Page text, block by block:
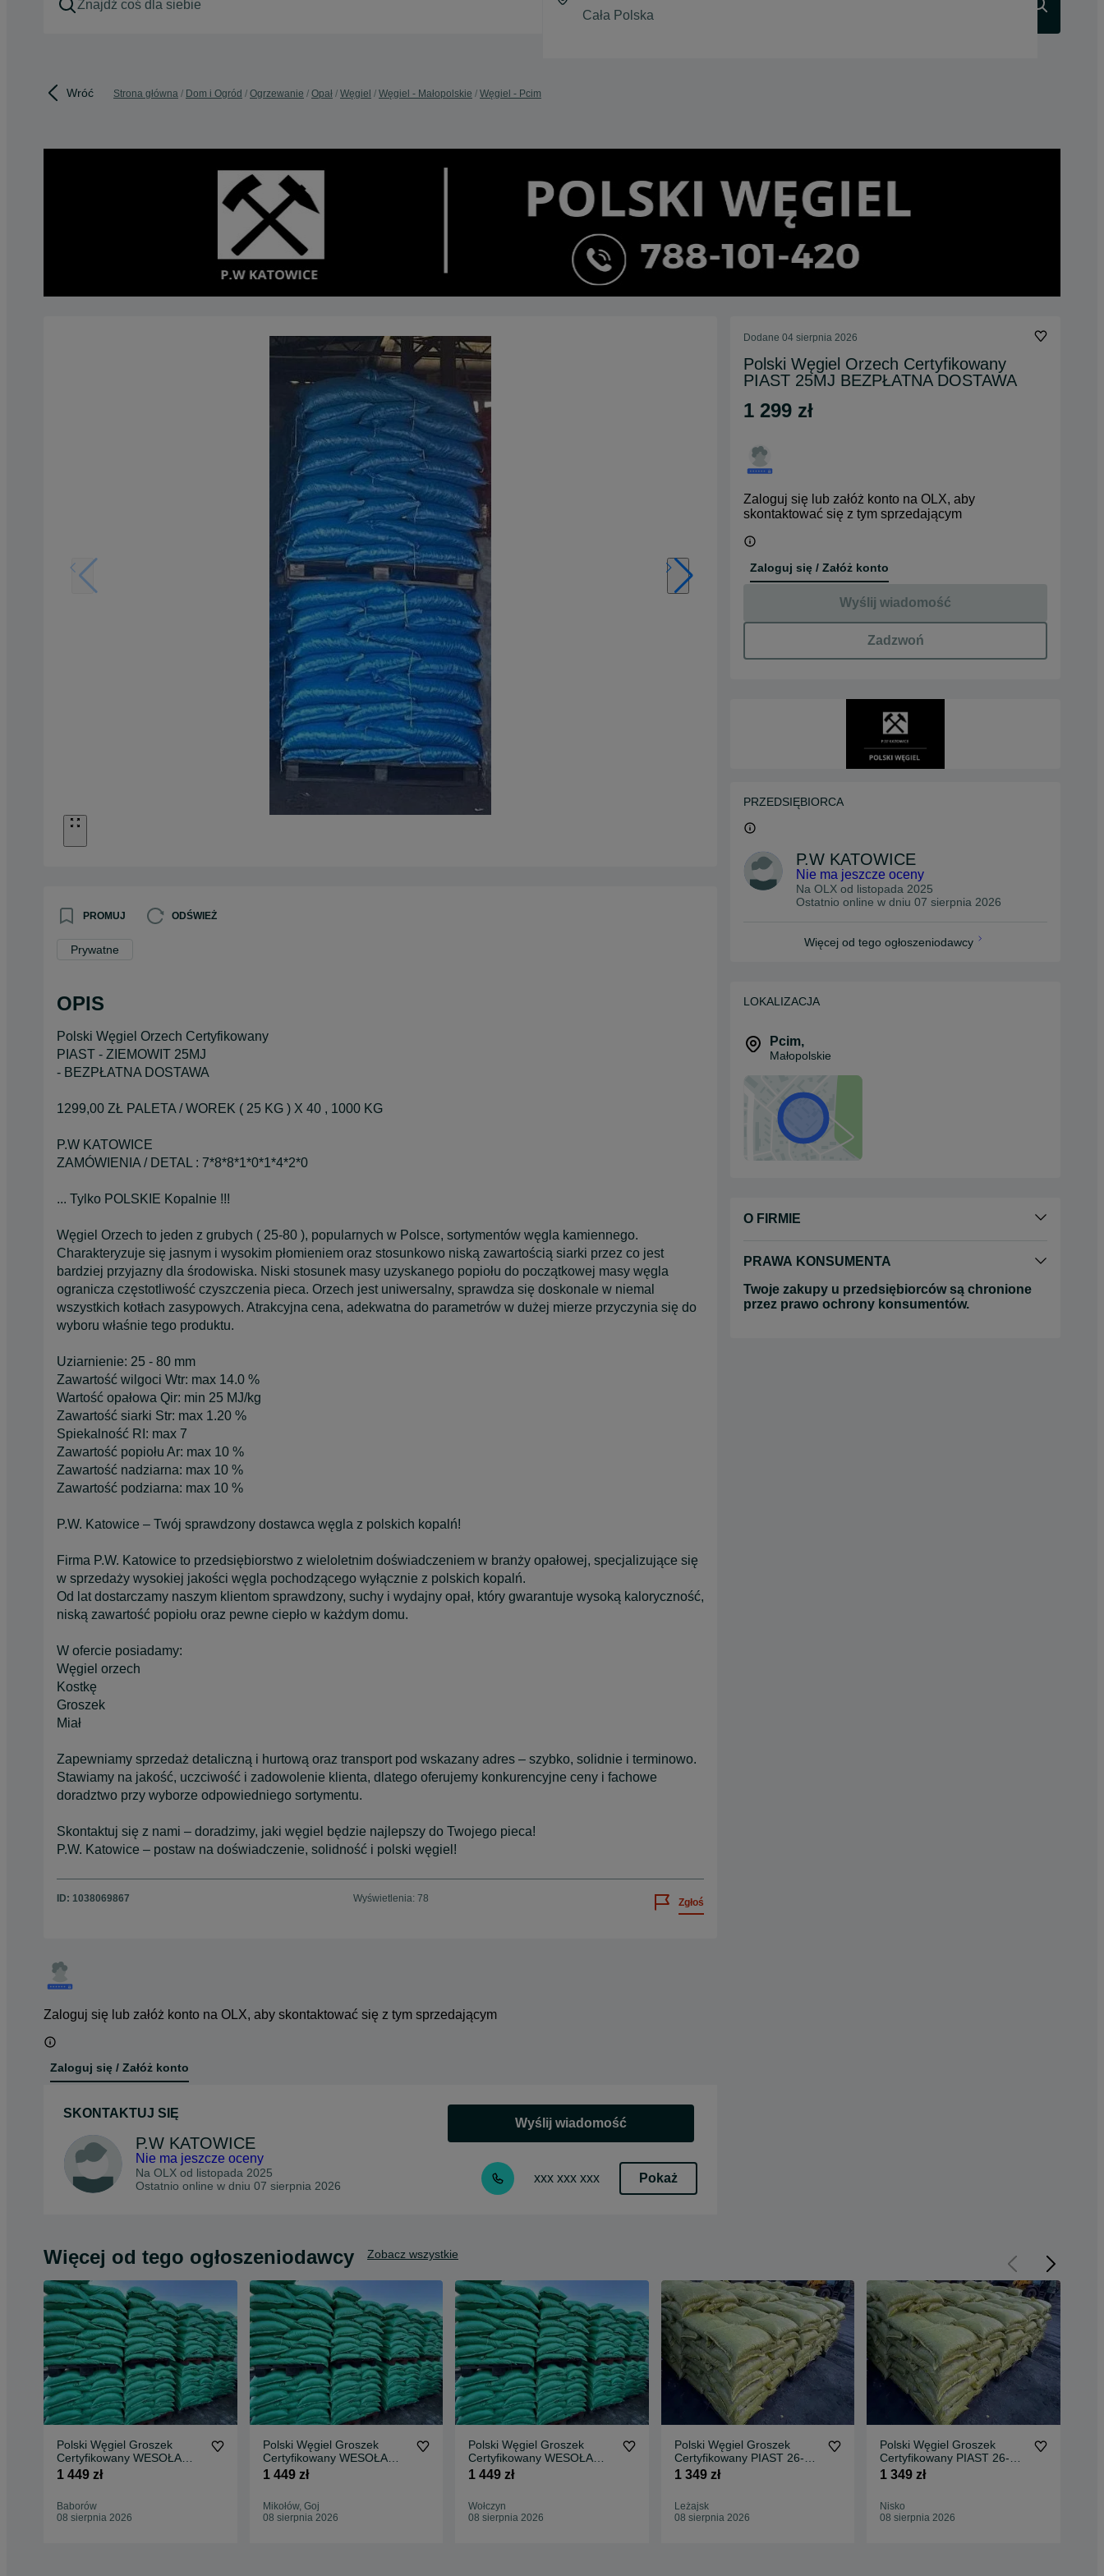
Wróć Strona główna Dom i Ogród Ogrzewanie Opał Węgiel Węgiel - Małopolskie Węgiel - Pcim
PROMUJ ODŚWIEŻ
Prywatne
OPIS
Polski Węgiel Orzech Certyfikowany
PIAST - ZIEMOWIT 25MJ
- BEZPŁATNA DOSTAWA
1299,00 ZŁ PALETA / WOREK ( 25 KG ) X 40 , 1000 KG
P.W KATOWICE
ZAMÓWIENIA / DETAL : 7*8*8*1*0*1*4*2*0
... Tylko POLSKIE Kopalnie !!!
Węgiel Orzech to jeden z grubych ( 25-80 ), popularnych w Polsce, sortymentów węgla kamiennego.
Charakteryzuje się jasnym i wysokim płomieniem oraz stosunkowo niską zawartością siarki przez co jest
bardziej przyjazny dla środowiska. Niski stosunek masy uzyskanego popiołu do początkowej masy węgla
ogranicza częstotliwość czyszczenia pieca. Orzech jest uniwersalny, sprawdza się doskonale w niemal
wszystkich kotłach zasypowych. Atrakcyjna cena, adekwatna do parametrów w dużej mierze przyczynia się do
wyboru właśnie tego produktu.
Uziarnienie: 25 - 80 mm
Zawartość wilgoci Wtr: max 14.0 %
Wartość opałowa Qir: min 25 MJ/kg
Zawartość siarki Str: max 1.20 %
Spiekalność RI: max 7
Zawartość popiołu Ar: max 10 %
Zawartość nadziarna: max 10 %
Zawartość podziarna: max 10 %
P.W. Katowice – Twój sprawdzony dostawca węgla z polskich kopalń!
Firma P.W. Katowice to przedsiębiorstwo z wieloletnim doświadczeniem w branży opałowej, specjalizujące się
w sprzedaży wysokiej jakości węgla pochodzącego wyłącznie z polskich kopalń.
Od lat dostarczamy naszym klientom sprawdzony, suchy i wydajny opał, który gwarantuje wysoką kaloryczność,
niską zawartość popiołu oraz pewne ciepło w każdym domu.
W ofercie posiadamy:
Węgiel orzech
Kostkę
Groszek
Miał
Zapewniamy sprzedaż detaliczną i hurtową oraz transport pod wskazany adres – szybko, solidnie i terminowo.
Stawiamy na jakość, uczciwość i zadowolenie klienta, dlatego oferujemy konkurencyjne ceny i fachowe
doradztwo przy wyborze odpowiedniego sortymentu.
Skontaktuj się z nami – doradzimy, jaki węgiel będzie najlepszy do Twojego pieca!
P.W. Katowice – postaw na doświadczenie, solidność i polski węgiel!
ID: 1038069867 Wyświetlenia: 78 Zgłoś
Zaloguj się lub załóż konto na OLX, aby skontaktować się z tym sprzedającym
Zaloguj się / Załóż konto
SKONTAKTUJ SIĘ
P.W KATOWICE
Nie ma jeszcze oceny
Na OLX od listopada 2025
Ostatnio online w dniu 07 sierpnia 2026
Wyślij wiadomość
xxx xxx xxx Pokaż
Dodane 04 sierpnia 2026
Polski Węgiel Orzech Certyfikowany
PIAST 25MJ BEZPŁATNA DOSTAWA
1 299 zł
Zaloguj się lub załóż konto na OLX, aby
skontaktować się z tym sprzedającym
Zaloguj się / Załóż konto
Wyślij wiadomość
Zadzwoń
PRZEDSIĘBIORCA
P.W KATOWICE
Nie ma jeszcze oceny
Na OLX od listopada 2025
Ostatnio online w dniu 07 sierpnia 2026
Więcej od tego ogłoszeniodawcy
LOKALIZACJA
Pcim,
Małopolskie
O FIRMIE
PRAWA KONSUMENTA
Twoje zakupy u przedsiębiorców są chronione
przez prawo ochrony konsumentów.
Więcej od tego ogłoszeniodawcy Zobacz wszystkie
Polski Węgiel Groszek
Certyfikowany WESOŁA
29MJ BEZPŁATNA
1 449 zł
Baborów
08 sierpnia 2026
Polski Węgiel Groszek
Certyfikowany WESOŁA
29MJ BEZPŁATNA
1 449 zł
Mikołów, Goj
08 sierpnia 2026
Polski Węgiel Groszek
Certyfikowany WESOŁA
29MJ BEZPŁATNA
1 449 zł
Wołczyn
08 sierpnia 2026
Polski Węgiel Groszek
Certyfikowany PIAST 26-
28MJ BEZPŁATNA
1 349 zł
Leżajsk
08 sierpnia 2026
Polski Węgiel Groszek
Certyfikowany PIAST 26-
28MJ BEZPŁATNA
1 349 zł
Nisko
08 sierpnia 2026